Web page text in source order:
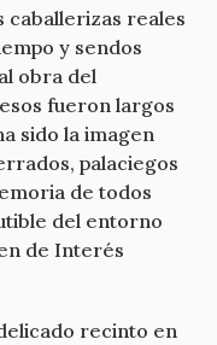
caballerizas reales
y sendos
obra del
fueron largos
sido la imagen
palaciegos
de todos
del entorno
de Interés
recinto en